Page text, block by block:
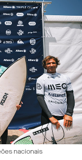
nacionais